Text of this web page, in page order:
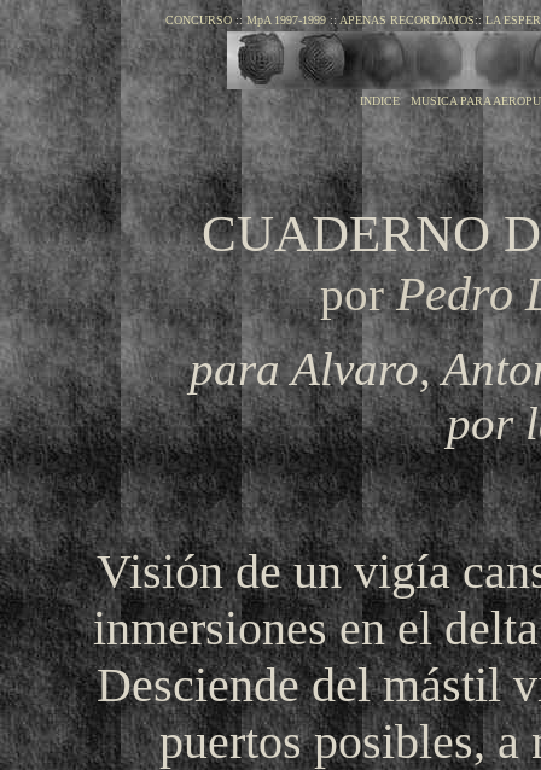
CONCURSO::MpA 1997-1999:: APENAS RECORDAMOS:: LA
INDICE MUSICA PARA
CUADERNO
porPedro
para Alvaro,
por
Visión de un vigía
inmersiones en el
Desciende del mástil
puertos posibles, a